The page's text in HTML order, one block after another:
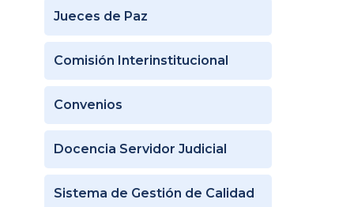
Jueces de Paz
Comisión Interinstitucional
Convenios
Docencia Servidor Judicial
Sistema de Gestión de Calidad